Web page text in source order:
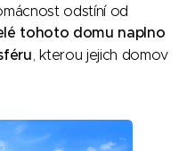
odstíní od
tohoto domu naplno
, kterou jejich domov